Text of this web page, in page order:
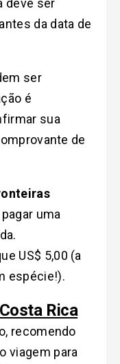
deve ser
da data de
ser
é
sua
de
uma
US$ 5,00 (a
espécie!).
Rica
recomendo
viagem para